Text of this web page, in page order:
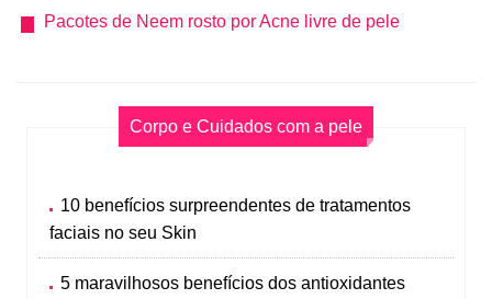
Pacotes de Neem rosto por Acne livre de pele
Corpo e Cuidados com a pele
10 benefícios surpreendentes de tratamentos
faciais no seu Skin
5 maravilhosos benefícios dos antioxidantes